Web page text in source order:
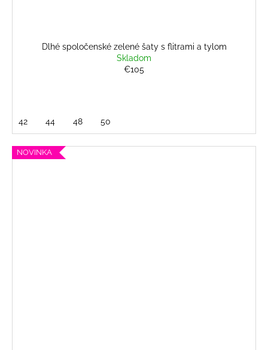
Dlhé spoločenské zelené šaty s flitrami a tylom
Skladom
€105
42 44 48 50
NOVINKA